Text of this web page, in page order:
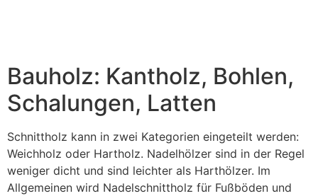
Bauholz: Kantholz, Bohlen,
Schalungen, Latten
Schnittholz kann in zwei Kategorien eingeteilt werden:
Weichholz oder Hartholz. Nadelhölzer sind in der Regel
weniger dicht und sind leichter als Harthölzer. Im
Allgemeinen wird Nadelschnittholz für Fußböden und